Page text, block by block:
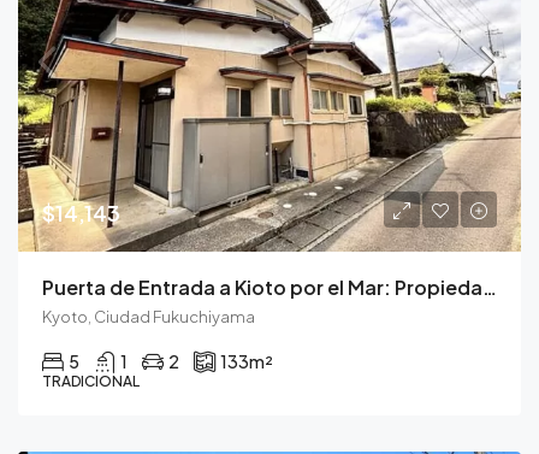
$14,143
Puerta de Entrada a Kioto por el Mar: Propiedad con Carácter y Prometedor Potencial de Alquiler
Kyoto, Ciudad Fukuchiyama
5 1 2 133m²
TRADICIONAL